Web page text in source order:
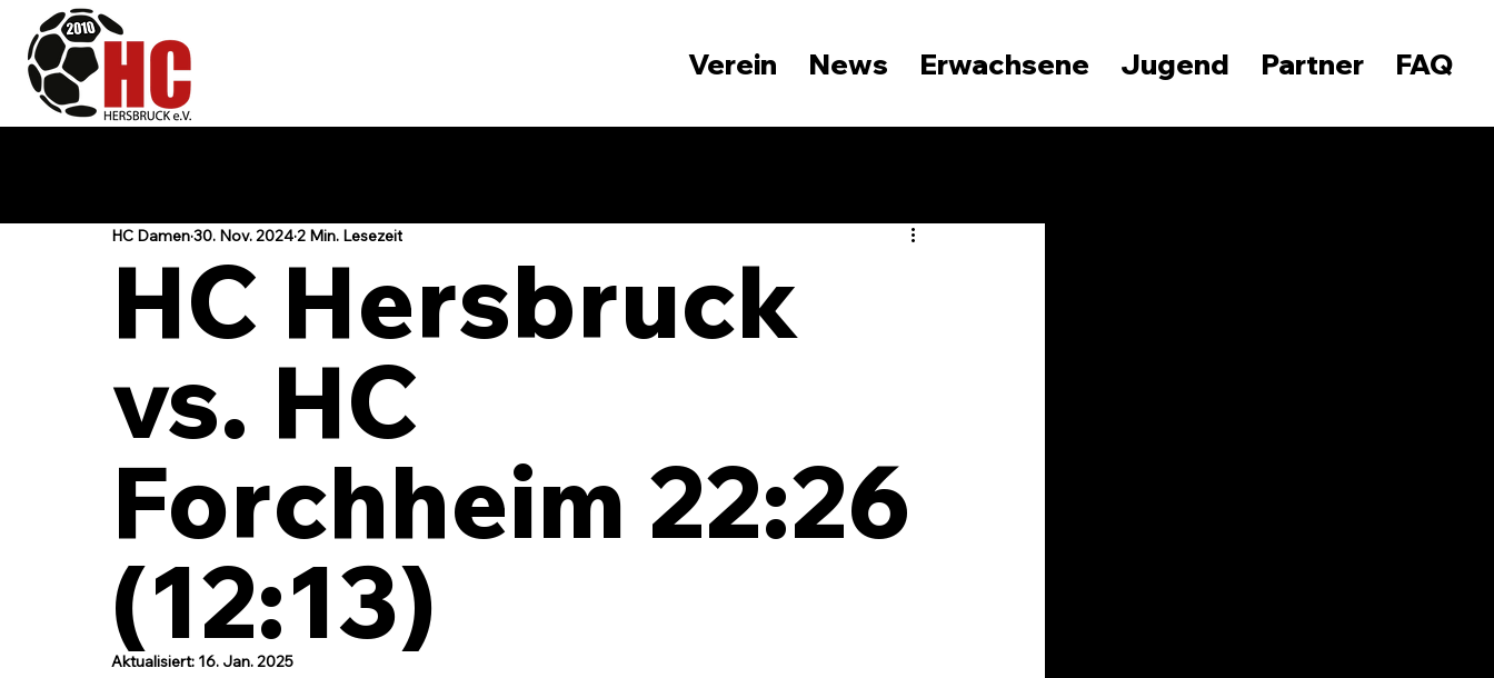
Verein News Erwachsene Jugend Partner FAQ
HC Hersbruck
vs. HC
Forchheim 22:26
(12:13)
HC Damen30. Nov. 20242 Min. Lesezeit
Aktualisiert: 16. Jan. 2025